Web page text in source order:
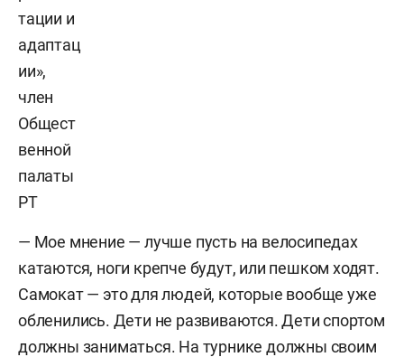
— Мое мнение — лучше пусть на велосипедах
катаются, ноги крепче будут, или пешком ходят.
Самокат — это для людей, которые вообще уже
обленились. Дети не развиваются. Дети спортом
должны заниматься. На турнике должны своим